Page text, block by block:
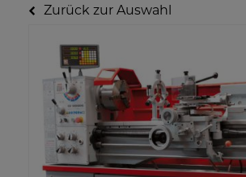
Zurück zur Auswahl